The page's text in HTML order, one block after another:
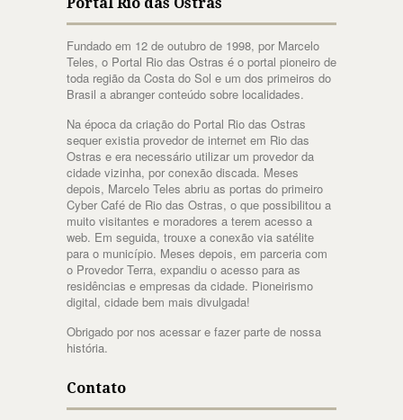
Fundado em 12 de outubro de 1998, por Marcelo
Teles, o Portal Rio das Ostras é o portal pioneiro de
toda região da Costa do Sol e um dos primeiros do
Brasil a abranger conteúdo sobre localidades.
Na época da criação do Portal Rio das Ostras
sequer existia provedor de internet em Rio das
Ostras e era necessário utilizar um provedor da
cidade vizinha, por conexão discada. Meses
depois, Marcelo Teles abriu as portas do primeiro
Cyber Café de Rio das Ostras, o que possibilitou a
muito visitantes e moradores a terem acesso a
web. Em seguida, trouxe a conexão via satélite
para o município. Meses depois, em parceria com
o Provedor Terra, expandiu o acesso para as
residências e empresas da cidade. Pioneirismo
digital, cidade bem mais divulgada!
Obrigado por nos acessar e fazer parte de nossa
história.
Contato